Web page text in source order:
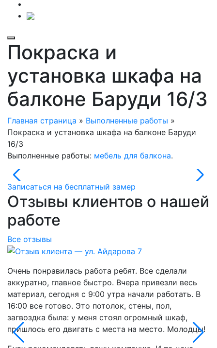
Покраска и
установка шкафа на
балконе Баруди 16/3
Главная страница » Выполненные работы »
Покраска и установка шкафа на балконе Баруди
16/3
Выполненные работы: мебель для балкона.
Записаться на бесплатный замер
Отзывы клиентов о нашей
работе
Все отзывы
Очень понравилась работа ребят. Все сделали
аккуратно, главное быстро. Вчера привезли весь
материал, сегодня с 9:00 утра начали работать. В
16:00 все готово. Это потолок, стены, пол,
загвоздка была: у меня стоял огромный шкаф,
пришлось его двигать с места на место. Молодцы!